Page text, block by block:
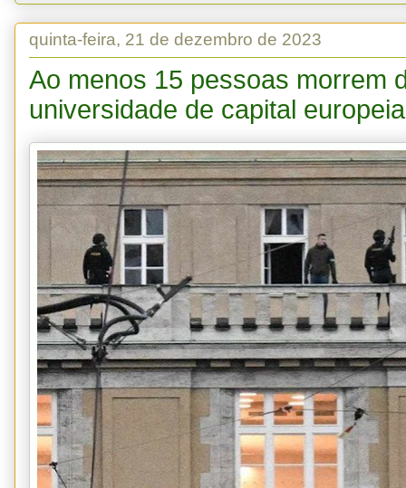
quinta-feira, 21 de dezembro de 2023
Ao menos 15 pessoas morrem
universidade de capital europeia